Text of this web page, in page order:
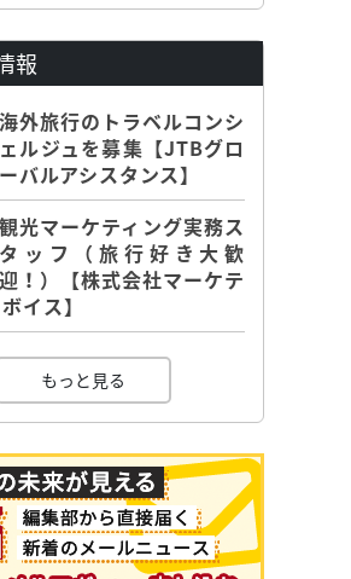
報
海外旅行のトラベルコンシ
ェルジュを募集【JTBグロ
ーバルアシスタンス】
観光マーケティング実務ス
タッフ（旅行好き大歓
迎！）【株式会社マーケテ
イス】
もっと見る